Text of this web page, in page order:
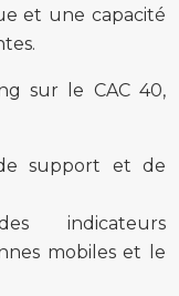
et une capacité
sur le CAC 40,
de support et de
indicateurs
mobiles et le